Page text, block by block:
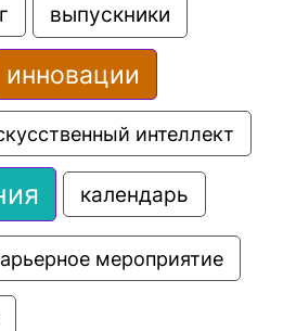
выпускники
инновации
интеллект
календарь
мероприятие